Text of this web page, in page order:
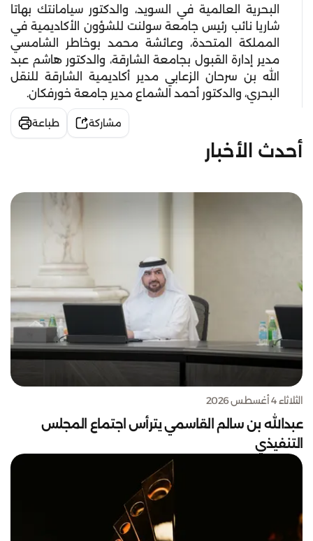
البحرية العالمية في السويد، والدكتور سيامانتك بهاتا
شاريا نائب رئيس جامعة سولنت للشؤون الأكاديمية في
المملكة المتحدة، وعائشة محمد بوخاطر الشامسي
مدير إدارة القبول بجامعة الشارقة، والدكتور هاشم عبد
الله بن سرحان الزعابي مدير أكاديمية الشارقة للنقل
البحري، والدكتور أحمد الشماع مدير جامعة خورفكان.
مشاركة طباعة
أحدث الأخبار
الثلاثاء 4 أغسطس 2026
عبدالله بن سالم القاسمي يترأس اجتماع المجلس
التنفيذي